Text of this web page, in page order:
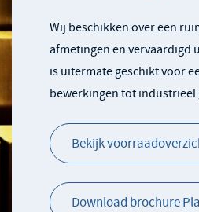
Wij beschikken over een
afmetingen en vervaardigd
is uitermate geschikt voor
bewerkingen tot industrieel
Bekijk
Download brochure